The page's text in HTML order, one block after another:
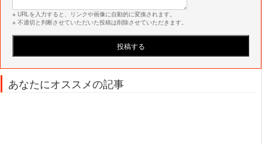
※ URLを入力すると、リンクや画像に自動的に変換されます。
※ 不適切と判断させていただいた投稿は削除させていただきます。
あなたにオススメの記事